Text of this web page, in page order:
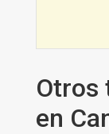
Otros
en